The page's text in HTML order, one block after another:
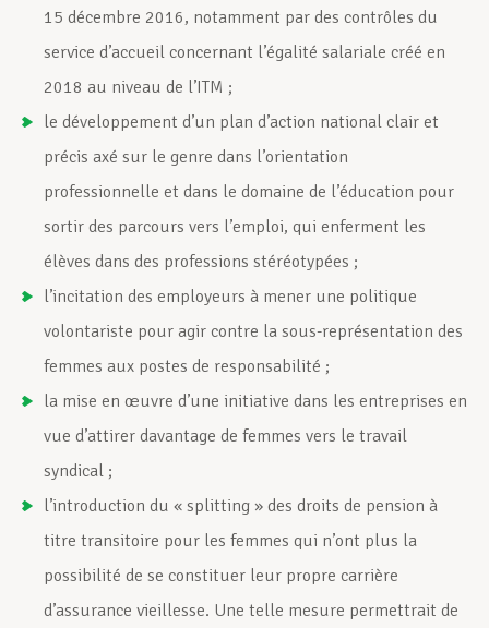
15 décembre 2016, notamment par des contrôles du
service d’accueil concernant l’égalité salariale créé en
2018 au niveau de l’ITM ;
le développement d’un plan d’action national clair et
précis axé sur le genre dans l’orientation
professionnelle et dans le domaine de l’éducation pour
sortir des parcours vers l’emploi, qui enferment les
élèves dans des professions stéréotypées ;
l’incitation des employeurs à mener une politique
volontariste pour agir contre la sous-représentation des
femmes aux postes de responsabilité ;
la mise en œuvre d’une initiative dans les entreprises en
vue d’attirer davantage de femmes vers le travail
syndical ;
l’introduction du « splitting » des droits de pension à
titre transitoire pour les femmes qui n’ont plus la
possibilité de se constituer leur propre carrière
d’assurance vieillesse. Une telle mesure permettrait de